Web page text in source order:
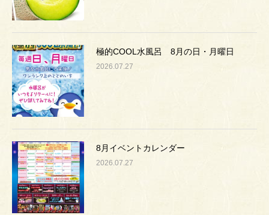
極的COOL水風呂 8月の日・月曜日
2026.07.27
8月イベントカレンダー
2026.07.27